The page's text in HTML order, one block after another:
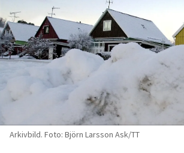
Arkivbild. Foto: Björn Larsson Ask/TT